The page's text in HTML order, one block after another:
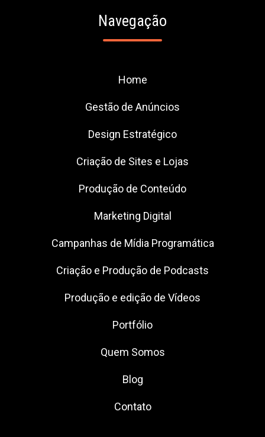
Navegação
Home
Gestão de Anúncios
Design Estratégico
Criação de Sites e Lojas
Produção de Conteúdo
Marketing Digital
Campanhas de Mídia Programática
Criação e Produção de Podcasts
Produção e edição de Vídeos
Portfólio
Quem Somos
Blog
Contato